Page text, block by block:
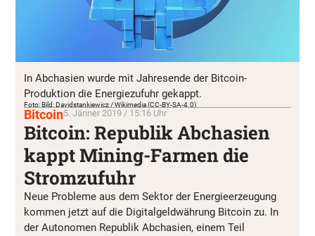
In Abchasien wurde mit Jahresende der Bitcoin-
Produktion die Energiezufuhr gekappt.
Foto: Bild: Davidstankiewicz / Wikimedia (CC-BY-SA-4.0)
Bitcoin5. Jänner 2019 / 15:16 Uhr
Bitcoin: Republik Abchasien
kappt Mining-Farmen die
Stromzufuhr
Neue Probleme aus dem Sektor der Energieerzeugung
kommen jetzt auf die Digitalgeldwährung Bitcoin zu. In
der Autonomen Republik Abchasien, einem Teil